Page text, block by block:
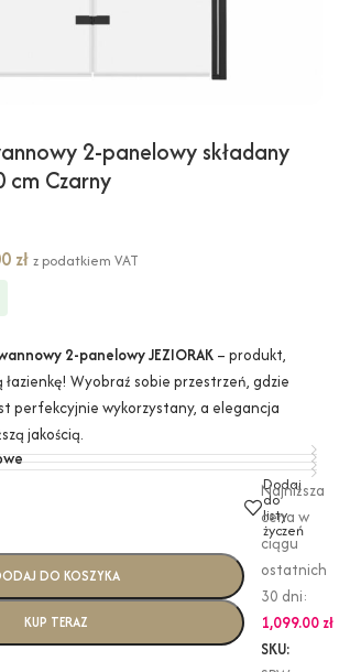
2-panelowy składany
cm Czarny
zł z podatkiem VAT
2-panelowy JEZIORAK – produkt,
Wyobraź sobie przestrzeń, gdzie
perfekcyjnie wykorzystany, a elegancja
jakością.
DO KOSZYKA
KUP TERAZ
Dodaj
do
listy
życzeń
Najniższa
cena w
ciągu
ostatnich
30 dni:
1,099.00 zł
SKU: